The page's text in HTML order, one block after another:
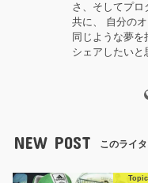
さ、そしてプロ
共に、 自分の
同じような夢
シェアしたいと
NEW POST このライ